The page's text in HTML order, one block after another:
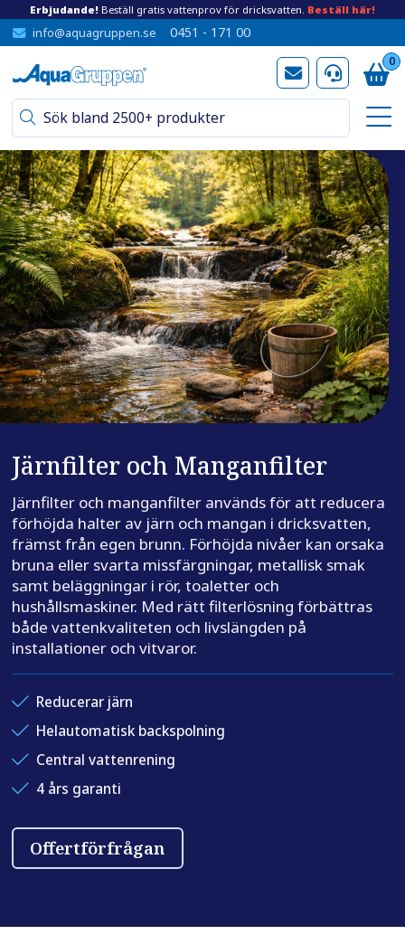
Erbjudande! Beställ gratis vattenprov för dricksvatten. Beställ här!
info@aquagruppen.se 0451 - 171 00
0
Järnfilter och Manganfilter
Järnfilter och manganfilter används för att reducera
förhöjda halter av järn och mangan i dricksvatten,
främst från egen brunn. Förhöjda nivåer kan orsaka
bruna eller svarta missfärgningar, metallisk smak
samt beläggningar i rör, toaletter och
hushållsmaskiner. Med rätt filterlösning förbättras
både vattenkvaliteten och livslängden på
installationer och vitvaror.
Reducerar järn
Helautomatisk backspolning
Central vattenrening
4 års garanti
Offertförfrågan